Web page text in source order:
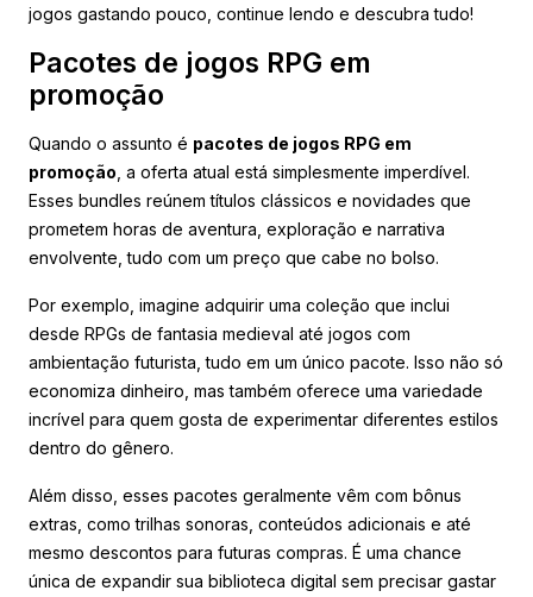
jogos gastando pouco, continue lendo e descubra tudo!
Pacotes de jogos RPG em
promoção
Quando o assunto é pacotes de jogos RPG em
promoção , a oferta atual está simplesmente imperdível.
Esses bundles reúnem títulos clássicos e novidades que
prometem horas de aventura, exploração e narrativa
envolvente, tudo com um preço que cabe no bolso.
Por exemplo, imagine adquirir uma coleção que inclui
desde RPGs de fantasia medieval até jogos com
ambientação futurista, tudo em um único pacote. Isso não só
economiza dinheiro, mas também oferece uma variedade
incrível para quem gosta de experimentar diferentes estilos
dentro do gênero.
Além disso, esses pacotes geralmente vêm com bônus
extras, como trilhas sonoras, conteúdos adicionais e até
mesmo descontos para futuras compras. É uma chance
única de expandir sua biblioteca digital sem precisar gastar